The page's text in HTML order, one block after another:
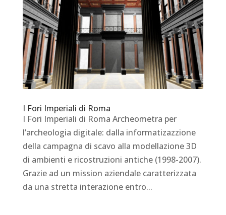
I Fori Imperiali di Roma
I Fori Imperiali di Roma Archeometra per
l’archeologia digitale: dalla informatizazzione
della campagna di scavo alla modellazione 3D
di ambienti e ricostruzioni antiche (1998-2007).
Grazie ad un mission aziendale caratterizzata
da una stretta interazione entro...